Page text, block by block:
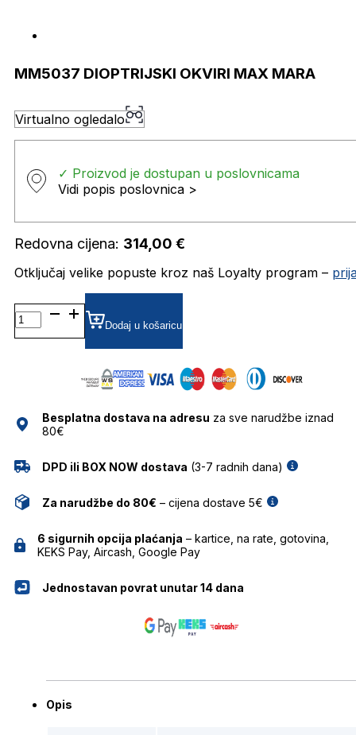
MM5037 DIOPTRIJSKI OKVIRI MAX MARA
Virtualno ogledalo
✓ Proizvod je dostupan u poslovnicama
Vidi popis poslovnica >
Redovna cijena: 314,00 €
Otključaj velike popuste kroz naš Loyalty program –
MM5037 DIOPTRIJSKI
OKVIRI
MAX
Dodaj u košaricu
Besplatna dostava na adresu za sve narudžbe iznad
80€
DPD ili BOX NOW dostava (3-7 radnih dana)
Za narudžbe do 80€ – cijena dostave 5€
6 sigurnih opcija plaćanja – kartice, na rate, gotovina,
KEKS Pay, Aircash, Google Pay
Jednostavan povrat unutar 14 dana
Opis